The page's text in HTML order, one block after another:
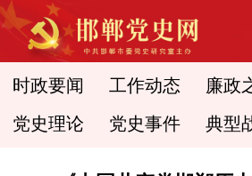
时政要闻 工作动态 廉政
党史理论 党史事件 典型